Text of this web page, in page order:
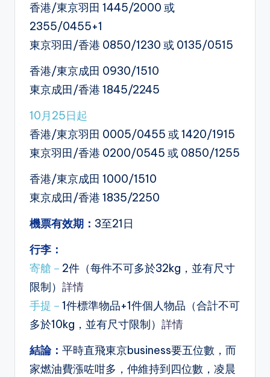
香港/東京羽田 1445/2000 或
2355/0455+1
東京羽田/香港 0850/1230 或 0135/0515
香港/東京成田 0930/1510
東京成田/香港 1845/2245
10月25日起
香港/東京羽田 0005/0455 或 1420/1915
東京羽田/香港 0200/0545 或 0850/1255
香港/東京成田 1000/1510
東京成田/香港 1835/2250
機票有效期： 3至21日
行李：
寄艙－ 2件（每件不可多於32kg，並有尺寸
限制） 詳情
手提－ 1件標準物品+1件個人物品（合計不可
多於10kg，並有尺寸限制） 詳情
結論： 平時直飛東京business要五位數，而
家燃油費漲咗咁多，仲維持到四位數，凌晨